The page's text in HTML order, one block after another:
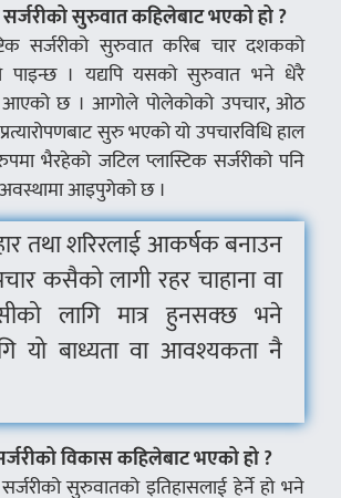
सर्जरीको सुरुवात कहिलेबाट भएको हो ?
सर्जरीको सुरुवात करिब चार दशकको
पाइन्छ । यद्यपि यसको सुरुवात भने धेरै
छ । आगोले पोलेकोको उपचार, ओठ
सुरु भएको यो उपचारविधि हाल
भैरहेको जटिल प्लास्टिक सर्जरीको पनि
आइपुगेको छ ।
तथा शरिरलाई आकर्षक बनाउन
कसैको लागी रहर चाहाना वा
लागि मात्र हुनसक्छ भने
यो बाध्यता वा आवश्यकता नै
सर्जरीको विकास कहिलेबाट भएको हो ?
सुरुवातको इतिहासलाई हेर्ने हो भने